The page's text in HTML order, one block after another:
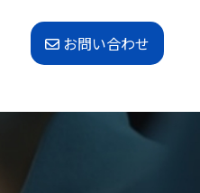
お問い合わせ